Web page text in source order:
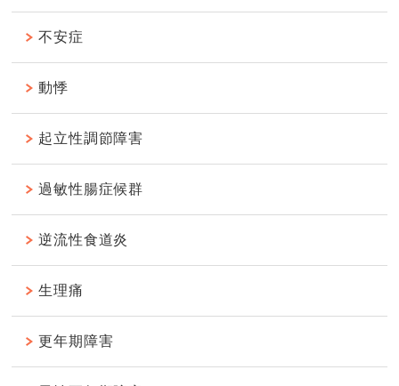
不安症
動悸
起立性調節障害
過敏性腸症候群
逆流性食道炎
生理痛
更年期障害